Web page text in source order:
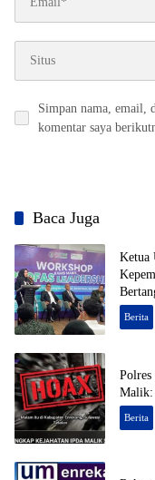
Simpan nama, email,
komentar saya
Baca Juga
Ketua
Berita
Malik:
Berita